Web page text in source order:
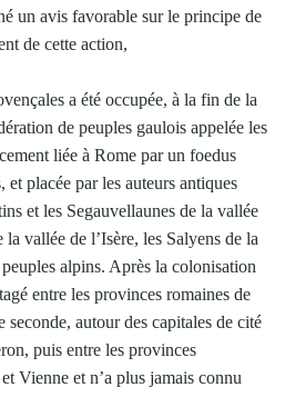
un avis favorable sur le principe de
de cette action,
a été occupée, à la fin de la
de peuples gaulois appelée les
liée à Rome par un foedus
placée par les auteurs antiques
et les Segauvellaunes de la vallée
vallée de l’Isère, les Salyens de la
alpins. Après la colonisation
entre les provinces romaines de
autour des capitales de cité
puis entre les provinces
Vienne et n’a plus jamais connu